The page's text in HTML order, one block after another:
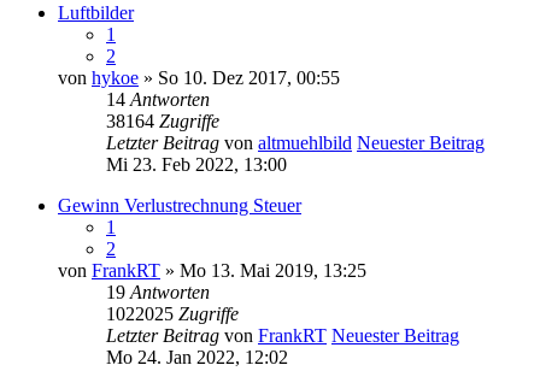
Luftbilder
1
2
von hykoe » So 10. Dez 2017, 00:55
14 Antworten
38164 Zugriffe
Letzter Beitrag von altmuehlbild Neuester Beitrag
Mi 23. Feb 2022, 13:00
Gewinn Verlustrechnung Steuer
1
2
von FrankRT » Mo 13. Mai 2019, 13:25
19 Antworten
1022025 Zugriffe
Letzter Beitrag von FrankRT Neuester Beitrag
Mo 24. Jan 2022, 12:02